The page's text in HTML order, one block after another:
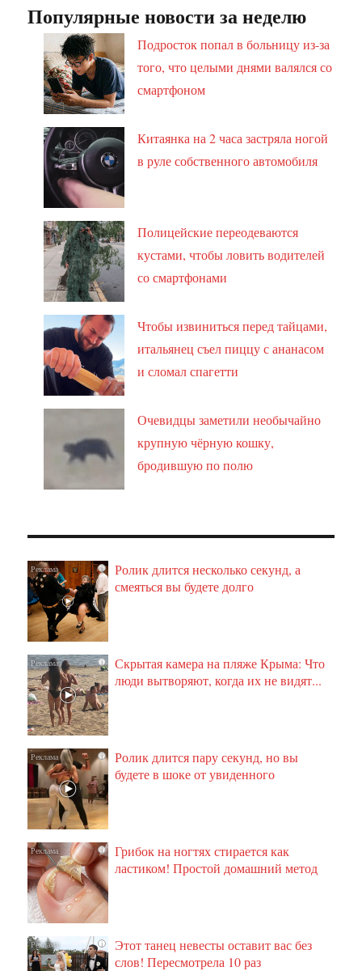
Популярные новости за неделю
Подросток попал в больницу из-за
того, что целыми днями валялся со
смартфоном
Китаянка на 2 часа застряла ногой
в руле собственного автомобиля
Полицейские переодеваются
кустами, чтобы ловить водителей
со смартфонами
Чтобы извиниться перед тайцами,
итальянец съел пиццу с ананасом
и сломал спагетти
Очевидцы заметили необычайно
крупную чёрную кошку,
бродившую по полю
i
Ролик длится несколько секунд, а
смеяться вы будете долго
i
Скрытая камера на пляже Крыма: Что
люди вытворяют, когда их не видят...
i
Ролик длится пару секунд, но вы
будете в шоке от увиденного
i
Грибок на ногтях стирается как
ластиком! Простой домашний метод
i
Этот танец невесты оставит вас без
слов! Пересмотрела 10 раз